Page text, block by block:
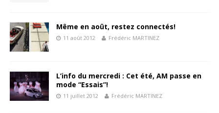
Même en août, restez connectés!
11 août 2012 Frédéric MARTINEZ
L’info du mercredi : Cet été, AM passe en
mode “Essais”!
11 juillet 2012 Frédéric MARTINEZ